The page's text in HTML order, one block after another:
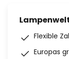
Flexible
Europas